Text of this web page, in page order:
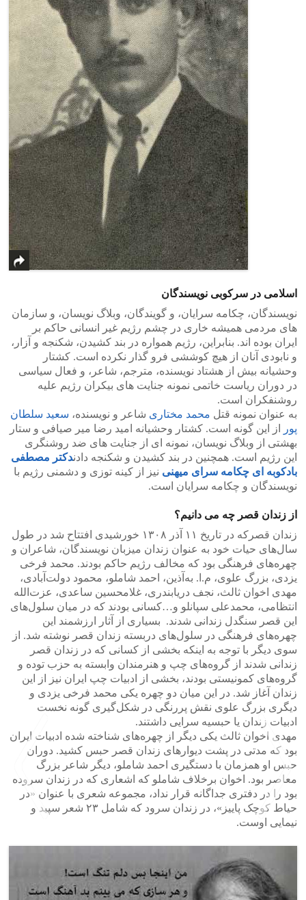
اسلامی در سرکوبی نویسندگان
نویسندگان، چکامه سرایان، و گویندگان، وبلاگ نویسان، و سازمان
های مردمی همیشه خاری در چشم رژیم غیر انسانی حاکم بر
ایران بوده اند. بنابراین، رژیم همواره در بند کشیدن، شکنجه و آزار،
و نابودی آنان از هیچ کوششی فرو گذار نکرده است. کشتار
وحشیانه بیش از هشتاد نویسنده، مترجم، شاعر، و فعال سیاسی
در دوران ریاست خاتمی نمونه جنایت های بیکران رژیم علیه
روشنفکران است.
به عنوان نمونه قتل محمد مختاری شاعر و نویسنده، سعید سلطان
پور
از این گونه است. کشتار وحشیانه امید رضا میر صیافی و ستار
بهشتی از وبلاگ نویسان، نمونه ای از جنایت های ضد روشنگری
این رژیم است. همچنین در بند کشیدن و شکنجه دادندکتر مصطفی
بادکوبه ای چکامه سرای میهنی نیز از کینه توزی و دشمنی رژیم با
نویسندگان و چکامه سرایان است.
از زندان قصر چه می دانیم؟
زندان قصرکه در تاریخ ۱۱ آذر ۱۳۰۸ خورشیدی افتتاح شد در طول
سال‌های حیات خود به عنوان زندان میزبان نویسندگان، شاعران و
چهره‌های فرهنگی بود که مخالف رژیم حاکم بودند. محمد فرخی
یزدی، بزرگ علوی، م.ا. به‌آذین، احمد شاملو، محمود دولت‌آبادی،
مهدی اخوان ثالث، نجف دریابندری، غلامحسین ساعدی، عزت‌الله
انتظامی، محمدعلی سپانلو و…کسانی بودند که در میان سلول‌های
این قصر سنگدل زندانی شدند. بسیاری از آثار ارزشمند این
چهره‌های فرهنگی در سلول‌های دربسته زندان قصر نوشته شد. از
سوی دیگر با توجه به اینکه بخشی از کسانی که در زندان قصر
زندانی شدند از گروه‌های چپ و هنرمندان وابسته به حزب توده و
گروه‌های کمونیستی بودند، بخشی از ادبیات چپ ایران نیز از این
زندان آغاز شد. در این میان دو چهره یکی محمد فرخی یزدی و
دیگری بزرگ علوی نقش پررنگی در شکل‌گیری گونه نخست
ادبیات زندان یا حبسیه ‌سرایی داشتند.
مهدی اخوان ثالث یکی دیگر از چهره‌های شناخته شده ادبیات ایران
بود که مدتی در پشت دیوارهای زندان قصر حبس کشید. دوران
حبس او همزمان با دستگیری احمد شاملو، دیگر شاعر بزرگ
معاصر بود. اخوان برخلاف شاملو که اشعاری که در زندان سروده
بود را در دفتری جداگانه قرار نداد، مجموعه شعری با عنوان «در
حیاط کوچک پاییز»، در زندان سرود که شامل ۲۳ شعر سپید و
نیمایی اوست.
<
>